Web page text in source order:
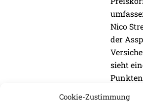
Cookie-Zustimmung
Nico
der
sieht